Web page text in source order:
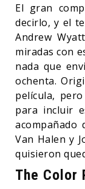
El gran
decirlo, y el
Andrew
miradas con
nada que
ochenta.
película,
para incluir
acompañado
Van Halen y
quisieron
The Color